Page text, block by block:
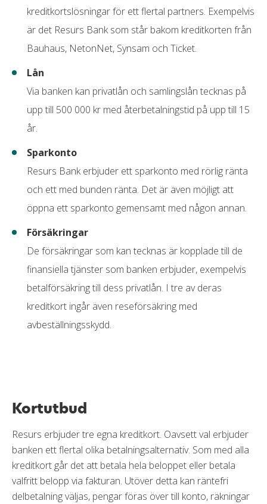
Inga betalningsanmärkningar
kreditkortslösningar för ett flertal partners. Exempelvis
är det Resurs Bank som står bakom kreditkorten från
Bauhaus, NetonNet, Synsam och Ticket.
Lån
Via banken kan privatlån och samlingslån tecknas på
upp till 500 000 kr med återbetalningstid på upp till 15
år.
Sparkonto
Resurs Bank erbjuder ett sparkonto med rörlig ränta
och ett med bunden ränta. Det är även möjligt att
öppna ett sparkonto gemensamt med någon annan.
Försäkringar
De försäkringar som kan tecknas är kopplade till de
finansiella tjänster som banken erbjuder, exempelvis
betalförsäkring till dess privatlån. I tre av deras
kreditkort ingår även reseförsäkring med
avbeställningsskydd.
Kortutbud
Resurs erbjuder tre egna kreditkort. Oavsett val erbjuder
banken ett flertal olika betalningsalternativ. Som med alla
kreditkort går det att betala hela beloppet eller betala
valfritt belopp via fakturan. Utöver detta kan räntefri
delbetalning väljas, pengar föras över till konto, räkningar